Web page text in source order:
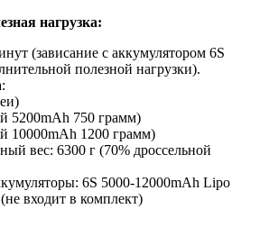
нагрузка:
(зависание с аккумулятором 6S
полезной нагрузки).
5200mAh 750 грамм)
1200 грамм)
вес: 6300 г (70% дроссельной
6S 5000-12000mAh Lipo
входит в комплект)